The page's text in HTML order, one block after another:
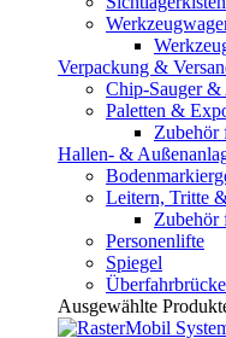
Verpackung &
Chip-Sauger
Paletten &
Zubehör
Hallen- &
Leitern, Tritte
Zubehör
Personenlifte
Spiegel
Ausgewählte